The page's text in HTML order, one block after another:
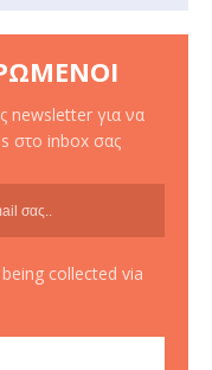
newsletter για να
στο inbox σας
collected via